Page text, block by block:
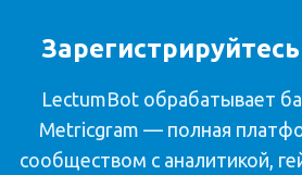
LectumBot обрабатывает
Metricgram — полная
сообществом с аналитикой,